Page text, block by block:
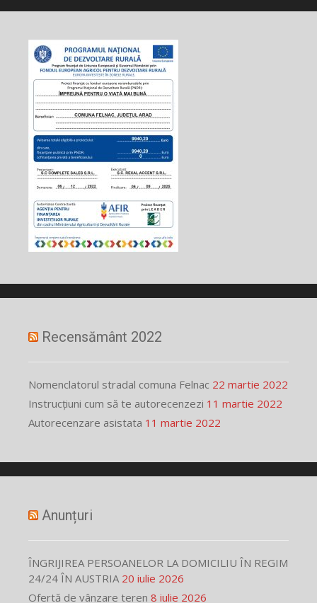
Recensământ 2022
Nomenclatorul stradal comuna Felnac 22 martie 2022
Instrucțiuni cum să te autorecenzezi 11 martie 2022
Autorecenzare asistata 11 martie 2022
Anunțuri
ÎNGRIJIREA PERSOANELOR LA DOMICILIU ÎN REGIM
24/24 ÎN AUSTRIA 20 iulie 2026
Ofertă de vânzare teren 8 iulie 2026